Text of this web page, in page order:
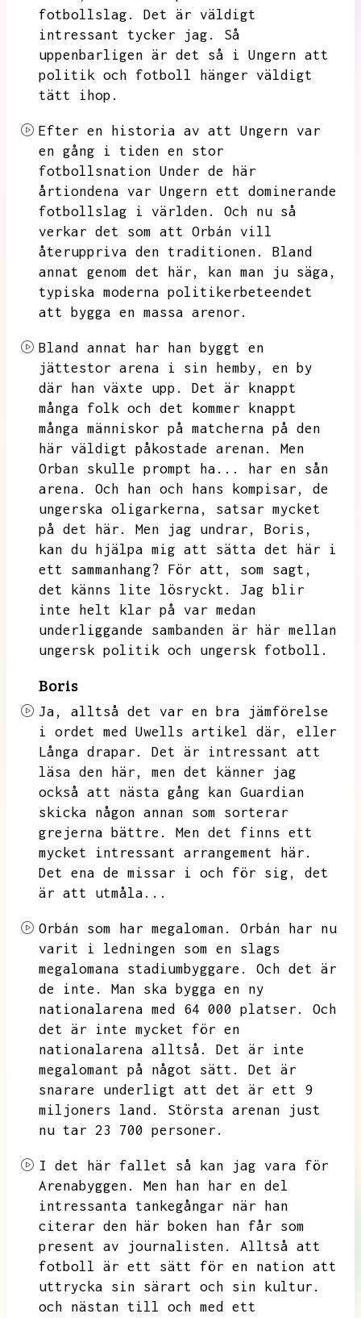
fotbollslag.
Det är väldigt
intressant tycker jag.
Så
uppenbarligen är det så i Ungern att
politik och fotboll hänger väldigt
tätt ihop.
Efter en historia av att Ungern var
en gång i tiden en stor
fotbollsnation Under de här
årtiondena var Ungern ett dominerande
fotbollslag i världen.
Och nu så
verkar det som att Orbán vill
återuppriva den traditionen.
Bland
annat genom det här,
kan man ju säga,
typiska moderna politikerbeteendet
att bygga en massa arenor.
Bland annat har han byggt en
jättestor arena i sin hemby,
en by
där han växte upp.
Det är knappt
många folk och det kommer knappt
många människor på matcherna på den
här väldigt påkostade arenan.
Men
Orban skulle prompt ha...
har en sån
arena.
Och han och hans kompisar,
de
ungerska oligarkerna,
satsar mycket
på det här.
Men jag undrar,
Boris,
kan du hjälpa mig att sätta det här i
ett sammanhang?
För att,
som sagt,
det känns lite lösryckt.
Jag blir
inte helt klar på var medan
underliggande sambanden är här mellan
ungersk politik och ungersk fotboll.
Boris
Ja,
alltså det var en bra jämförelse
i ordet med Uwells artikel där,
eller
Långa drapar.
Det är intressant att
läsa den här,
men det känner jag
också att nästa gång kan Guardian
skicka någon annan som sorterar
grejerna bättre.
Men det finns ett
mycket intressant arrangement här.
Det ena de missar i och för sig,
det
är att utmåla...
Orbán som har megaloman.
Orbán har nu
varit i ledningen som en slags
megalomana stadiumbyggare.
Och det är
de inte.
Man ska bygga en ny
nationalarena med 64 000 platser.
Och
det är inte mycket för en
nationalarena alltså.
Det är inte
megalomant på något sätt.
Det är
snarare underligt att det är ett 9
miljoners land.
Största arenan just
nu tar 23 700 personer.
I det här fallet så kan jag vara för
Arenabyggen.
Men han har en del
intressanta tankegångar när han
citerar den här boken han får som
present av journalisten.
Alltså att
fotboll är ett sätt för en nation att
uttrycka sin särart och sin kultur.
och nästan till och med ett